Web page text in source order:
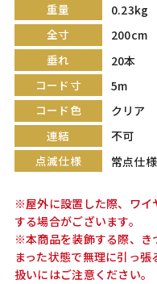
重量
0.23kg
全寸
200cm
垂れ
20本
コード寸
5m
コード色
クリア
連結
不可
点滅仕様
常点仕様
※屋外に設置した際、ワイ
する場合がございます。
※本商品を装飾する際、き
まった状態で無理に引っ
扱いにはご注意ください。